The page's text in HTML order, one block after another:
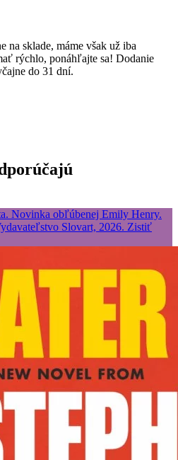
na sklade, máme však už iba
rýchlo, ponáhľajte sa! Dodanie
do 31 dní.